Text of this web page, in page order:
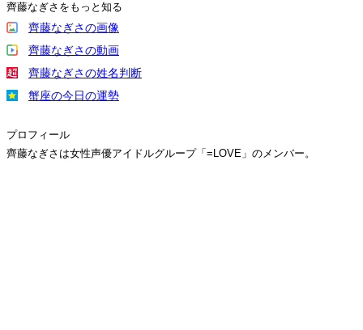
齊藤なぎさをもっと知る
齊藤なぎさの画像
齊藤なぎさの動画
齊藤なぎさの姓名判断
蟹座の今日の運勢
プロフィール
齊藤なぎさは女性声優アイドルグループ「=LOVE」のメンバー。